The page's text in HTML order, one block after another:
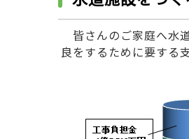
皆さんのご家庭へ水
良をするために要する